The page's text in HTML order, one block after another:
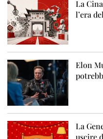
La
l’era
Elon
La
uscire